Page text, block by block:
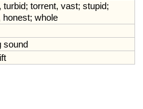
turbid; torrent, vast; stupid;
honest; whole
sound